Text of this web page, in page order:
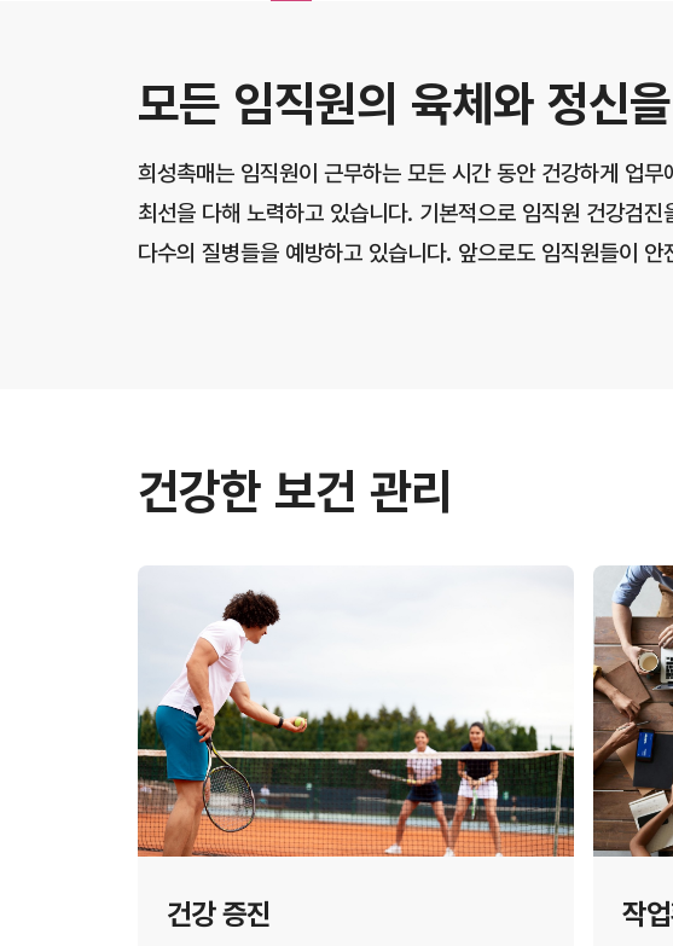
모든 임직원의 육체와 정신
희성촉매는 임직원이 근무하는 모든 시간 동안 건강하게 업
최선을 다해 노력하고 있습니다. 기본적으로 임직원 건강검
다수의 질병들을 예방하고 있습니다. 앞으로도 임직원들이
건강한 보건 관리
건강 증진 작